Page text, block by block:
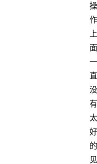
操
作
上
面
一
直
没
有
太
好
的
见